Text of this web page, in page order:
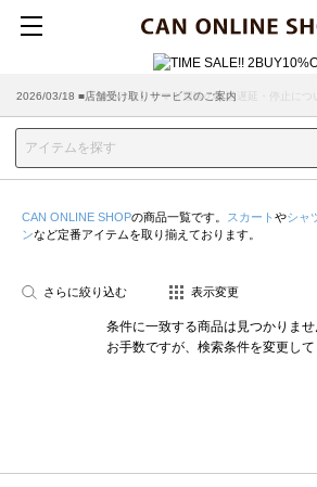
2026/07/29 ■【お知らせ】ヤマト運輸の配送遅延・停止につ
2026/03/18 ■店舗受け取りサービスのご案内
CAN ONLINE SHOPの商品一覧です。 スカート やシャ
ンなど定番アイテムを取り揃えております。
さらに絞り込む 表示変更
条件に一致する商品は見つかりませ
お手数ですが、検索条件を変更して